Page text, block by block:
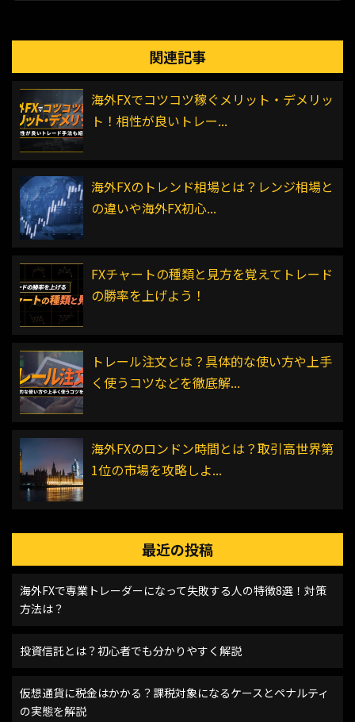
関連記事
海外FXでコツコツ稼ぐメリット・デメリッ
ト！相性が良いトレー...
海外FXのトレンド相場とは？レンジ相場と
の違いや海外FX初心...
FXチャートの種類と見方を覚えてトレード
の勝率を上げよう！
トレール注文とは？具体的な使い方や上手
く使うコツなどを徹底解...
海外FXのロンドン時間とは？取引高世界第
1位の市場を攻略しよ...
最近の投稿
海外FXで専業トレーダーになって失敗する人の特徴8選！対策
方法は？
投資信託とは？初心者でも分かりやすく解説
仮想通貨に税金はかかる？課税対象になるケースとペナルティ
の実態を解説